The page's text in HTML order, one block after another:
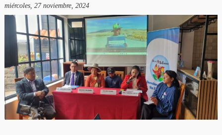
miércoles, 27 noviembre, 2024